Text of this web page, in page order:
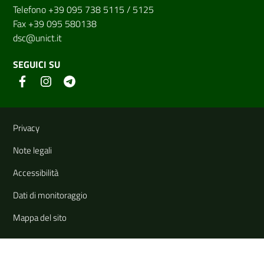
Telefono +39 095 738 5115 / 5125
Fax +39 095 580138
dsc@unict.it
SEGUICI SU
Link e informazioni utili
Privacy
Note legali
Accessibilità
Dati di monitoraggio
Mappa del sito